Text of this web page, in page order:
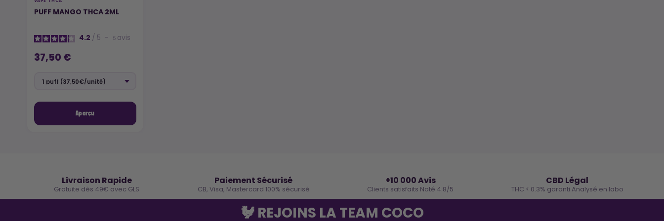
PUFF MANGO THCA 2ML
4.2 / 5 - 5 avis
37,50 €
Aperçu
Livraison Rapide
Gratuite dès 49€ avec GLS
Paiement Sécurisé
CB, Visa, Mastercard 100% sécurisé
+10 000 Avis
Clients satisfaits Noté 4.8/5
CBD Légal
THC < 0.3% garanti Analysé en labo
🐓 REJOINS LA TEAM COCO